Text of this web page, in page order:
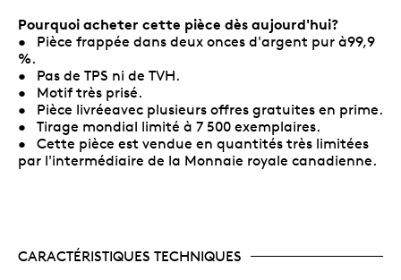
Pourquoi acheter cette pièce dès aujourd'hui?
• Pièce frappée dans deux onces d'argent pur à99,9
%.
• Pas de TPS ni de TVH.
• Motif très prisé.
• Pièce livréeavec plusieurs offres gratuites en prime.
• Tirage mondial limité à 7 500 exemplaires.
• Cette pièce est vendue en quantités très limitées
par l'intermédiaire de la Monnaie royale canadienne.
CARACTÉRISTIQUES TECHNIQUES